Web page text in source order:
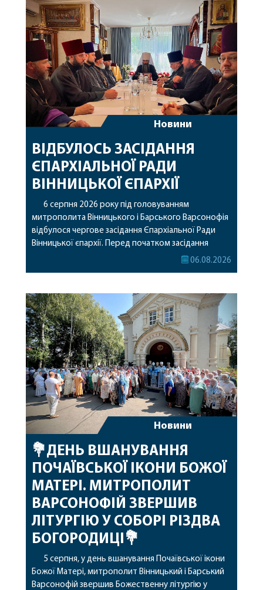
Новини
ВІДБУЛОСЬ ЗАСІДАННЯ
ЄПАРХІАЛЬНОЇ РАДИ
ВІННИЦЬКОЇ ЄПАРХІЇ
6 серпня 2026 року під головуванням
митрополита Вінницького і Барського Варсонофія
відбулося чергове засідання Єпархіальної Ради
Вінницької єпархії. Перед початком засідання
секретар Єпархіальної Ради від імені членів Ради
побажавши йому міцного здоров’я, Божої
допомоги, миру, духовної радості та
благословенних успіхів у подальшому
архіпастирському служінні. […]
06.08.2026
Новини
💐ДЕНЬ ВШАНУВАННЯ
ПОЧАЇВСЬКОЇ ІКОНИ БОЖОЇ
МАТЕРІ. МИТРОПОЛИТ
ВАРСОНОФІЙ ЗВЕРШИВ
ЛІТУРГІЮ У СОБОРІ РІЗДВА
БОГОРОДИЦІ💐
5 серпня, у день вшанування Почаївської ікони
Божої Матері, митрополит Вінницький і Барський
Варсонофій звершив Божественну літургію у